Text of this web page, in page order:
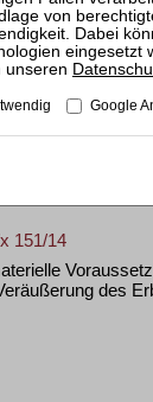
Grundstücks
des
Aufhebung des
151/14
des
Google